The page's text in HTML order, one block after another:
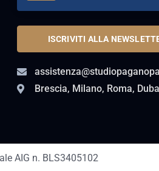
ISCRIVITI ALLA
Brescia, Milano, Roma,
AIG n. BLS3405102